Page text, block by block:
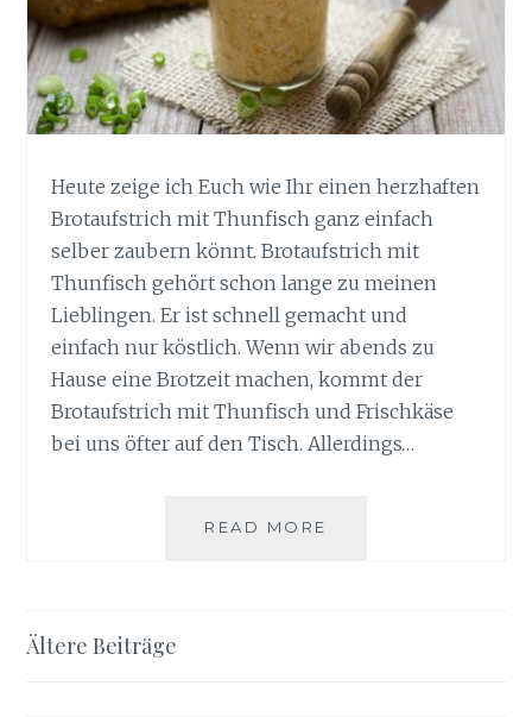
Heute zeige ich Euch wie Ihr einen herzhaften
Brotaufstrich mit Thunfisch ganz einfach
selber zaubern könnt. Brotaufstrich mit
Thunfisch gehört schon lange zu meinen
Lieblingen. Er ist schnell gemacht und
einfach nur köstlich. Wenn wir abends zu
Hause eine Brotzeit machen, kommt der
Brotaufstrich mit Thunfisch und Frischkäse
bei uns öfter auf den Tisch. Allerdings…
READ MORE
Beitragsnavigation
Ältere Beiträge